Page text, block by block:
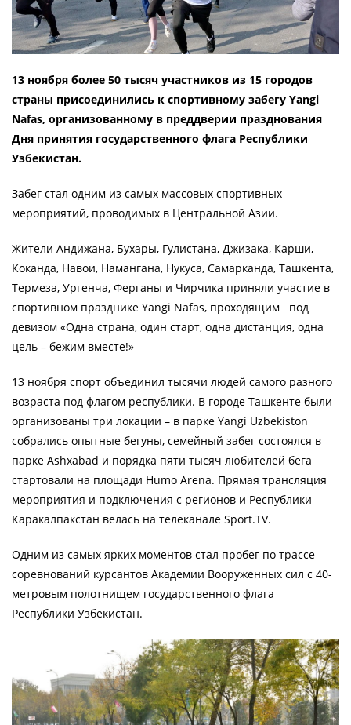
13 ноября более 50 тысяч участников из 15 городов
страны присоединились к спортивному забегу Yangi
Nafas, организованному в преддверии празднования
Дня принятия государственного флага Республики
Узбекистан.
Забег стал одним из самых массовых спортивных
мероприятий, проводимых в Центральной Азии.
Жители Андижана, Бухары, Гулистана, Джизака, Карши,
Коканда, Навои, Намангана, Нукуса, Самарканда, Ташкента,
Термеза, Ургенча, Ферганы и Чирчика приняли участие в
спортивном празднике Yangi Nafas, проходящим под
девизом «Одна страна, один старт, одна дистанция, одна
цель – бежим вместе!»
13 ноября спорт объединил тысячи людей самого разного
возраста под флагом республики. В городе Ташкенте были
организованы три локации – в парке Yangi Uzbekiston
собрались опытные бегуны, семейный забег состоялся в
парке Ashxabad и порядка пяти тысяч любителей бега
стартовали на площади Humo Arena. Прямая трансляция
мероприятия и подключения с регионов и Республики
Каракалпакстан велась на телеканале Sport.TV.
Одним из самых ярких моментов стал пробег по трассе
соревнований курсантов Академии Вооруженных сил с 40-
метровым полотнищем государственного флага
Республики Узбекистан.